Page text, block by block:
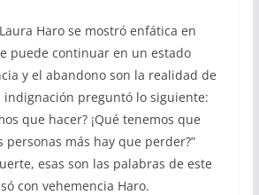
Haro se mostró enfática en
puede continuar en un estado
y el abandono son la realidad de
indignación preguntó lo siguiente:
que hacer? ¡Qué tenemos que
personas más hay que perder?”
esas son las palabras de este
con vehemencia Haro.